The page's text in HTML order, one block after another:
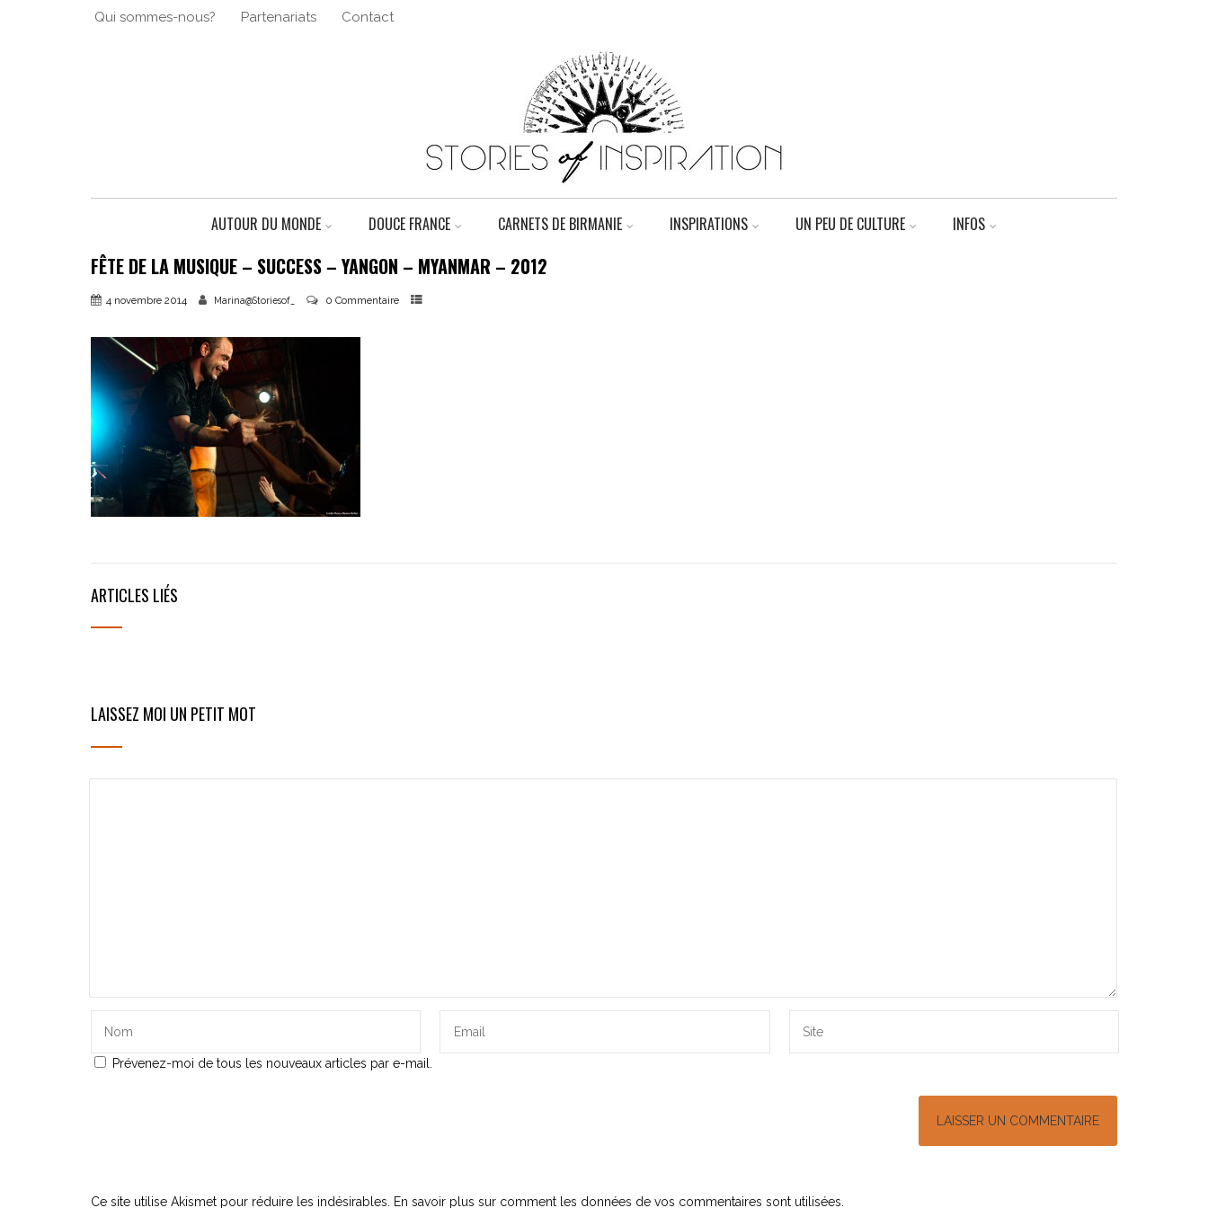
Qui sommes-nous? Partenariats Contact
AUTOUR DU MONDE DOUCE FRANCE CARNETS DE BIRMANIE INSPIRATIONS UN PEU DE CULTURE INFOS
FÊTE DE LA MUSIQUE – SUCCESS – YANGON – MYANMAR – 2012
4 novembre 2014 Marina@Storiesof_ 0 Commentaire
ARTICLES LIÉS
LAISSEZ MOI UN PETIT MOT
Prévenez-moi de tous les nouveaux articles par e-mail.
Ce site utilise Akismet pour réduire les indésirables. En savoir plus sur comment les données de vos commentaires sont utilisées